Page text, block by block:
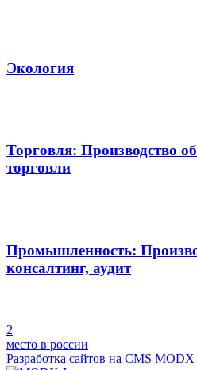
Экология
Торговля: Производство
торговли
Промышленность:
консалтинг, аудит
2
место в россии
Разработка сайтов на CMS MODX